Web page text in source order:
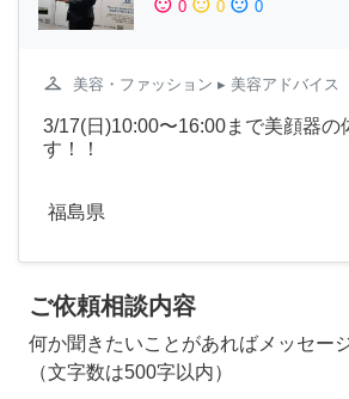
0 0 0
checkroom 美容・ファッション ▸ 美容アドバイス
3/17(日)10:00〜16:00まで美顔器の
す！！
福島県
ご依頼相談内容
何か聞きたいことがあればメッセー
（文字数は500字以内）